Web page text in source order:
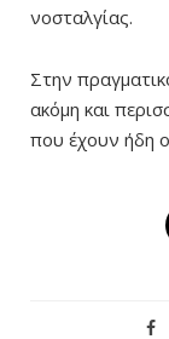
νοσταλγίας.
Στην
ακόμη και
που έχουν ήδη